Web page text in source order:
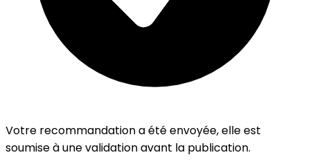
Votre recommandation a été envoyée, elle est
soumise à une validation avant la publication.